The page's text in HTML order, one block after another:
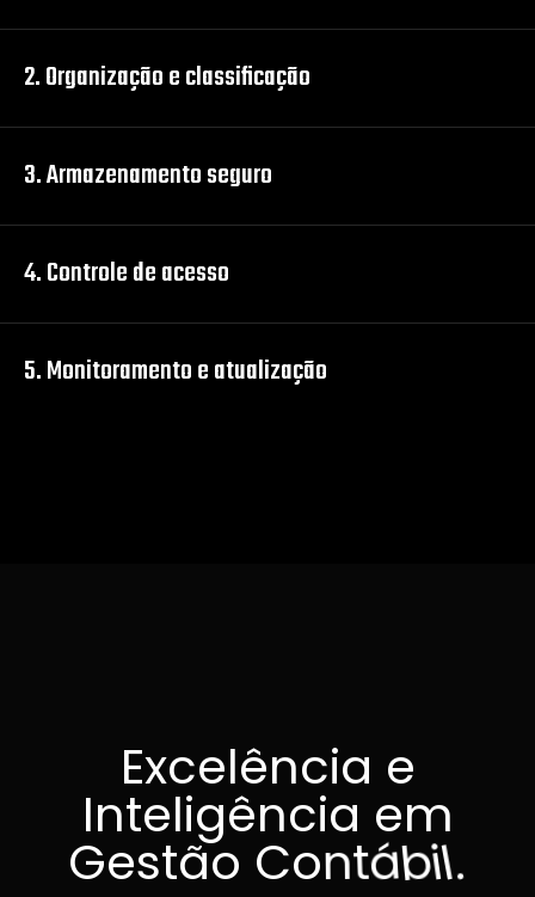
2. Organização e classificação
3. Armazenamento seguro
4. Controle de acesso
5. Monitoramento e atualização
Excelência e
Inteligência em
Gestão Contábil.